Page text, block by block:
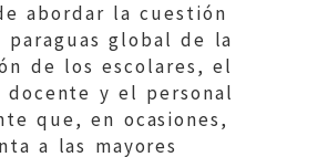
abordar la cuestión
paraguas global de la
de los escolares, el
docente y el personal
que, en ocasiones,
a las mayores